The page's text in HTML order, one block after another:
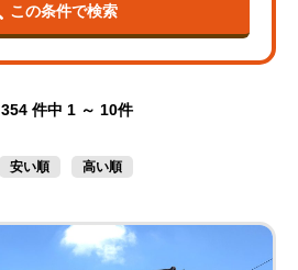
この条件で検索
354 件中 1 ～ 10件
安い順 高い順